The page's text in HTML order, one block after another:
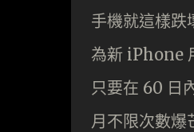
手機就這樣跌
為新 iPhone
只要在 60 日
月不限次數爆